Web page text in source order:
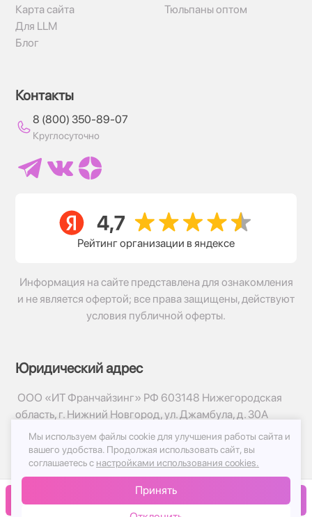
В корзину
Карта сайта
Для LLM
Блог
Тюльпаны оптом
Контакты
8 (800) 350-89-07
Круглосуточно
Рейтинг организации в яндексе
Информация на сайте представлена для ознакомления
и не является офертой; все права защищены, действуют
условия публичной оферты.
Юридический адрес
ООО «ИТ Франчайзинг» РФ 603148 Нижегородская
область, г. Нижний Новгород, ул. Джамбула, д. 30А
© 2017-2026г, База Цветов 24.ру
Политика конфиденциальности
Публичная оферта
Мы используем файлы cookie для улучшения работы сайта и
вашего удобства. Продолжая использовать сайт, вы
соглашаетесь с настройками использования cookies.
Принять